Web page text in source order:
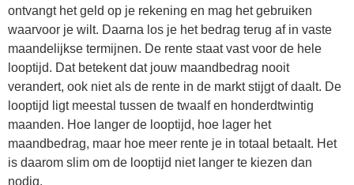
ontvangt het geld op je rekening en mag het gebruiken
waarvoor je wilt. Daarna los je het bedrag terug af in vaste
maandelijkse termijnen. De rente staat vast voor de hele
looptijd. Dat betekent dat jouw maandbedrag nooit
verandert, ook niet als de rente in de markt stijgt of daalt. De
looptijd ligt meestal tussen de twaalf en honderdtwintig
maanden. Hoe langer de looptijd, hoe lager het
maandbedrag, maar hoe meer rente je in totaal betaalt. Het
is daarom slim om de looptijd niet langer te kiezen dan
nodig.